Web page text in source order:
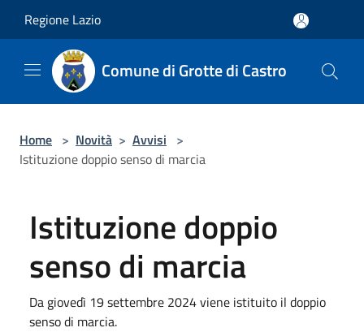
Regione Lazio
Comune di Grotte di Castro
Home > Novità > Avvisi >
Istituzione doppio senso di marcia
Istituzione doppio
senso di marcia
Da giovedì 19 settembre 2024 viene istituito il doppio
senso di marcia.